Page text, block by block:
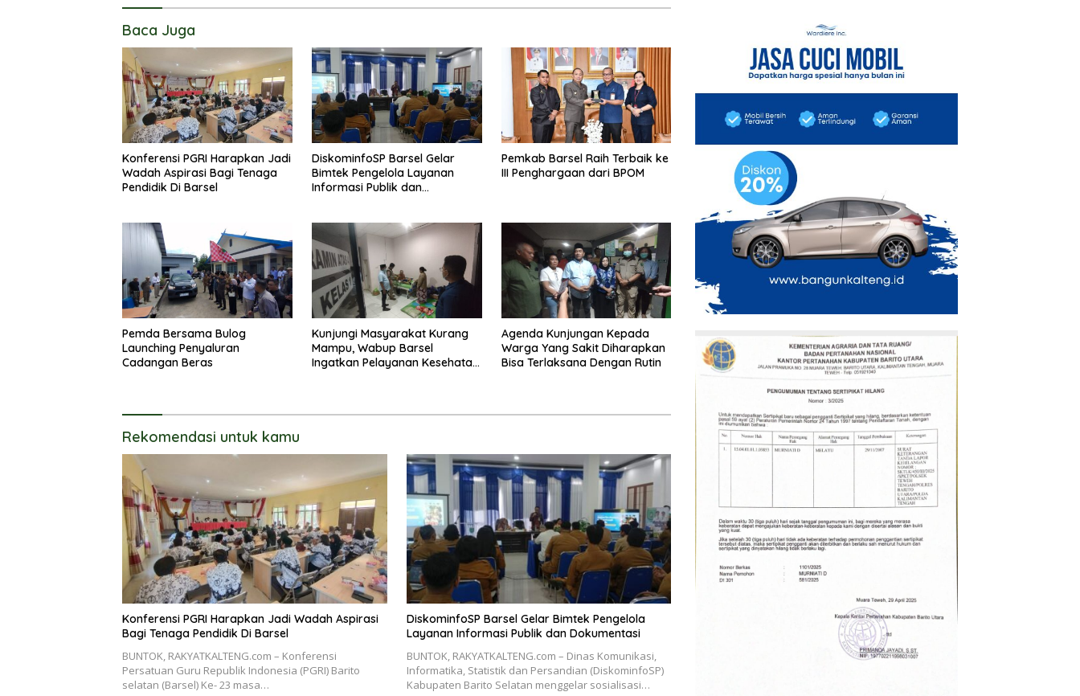
Baca Juga
Konferensi PGRI Harapkan Jadi
Wadah Aspirasi Bagi Tenaga
Pendidik Di Barsel
DiskominfoSP Barsel Gelar
Bimtek Pengelola Layanan
Informasi Publik dan
Pemkab Barsel Raih Terbaik ke
III Penghargaan dari BPOM
Pemda Bersama Bulog
Launching Penyaluran
Cadangan Beras
Kunjungi Masyarakat Kurang
Mampu, Wabup Barsel
Ingatkan Pelayanan Kesehatan
Agenda Kunjungan Kepada
Warga Yang Sakit Diharapkan
Bisa Terlaksana Dengan Rutin
Rekomendasi untuk kamu
Konferensi PGRI Harapkan Jadi Wadah Aspirasi
Bagi Tenaga Pendidik Di Barsel
BUNTOK, RAKYATKALTENG.com – Konferensi
Persatuan Guru Republik Indonesia (PGRI) Barito
selatan (Barsel) Ke- 23 masa…
DiskominfoSP Barsel Gelar Bimtek Pengelola
Layanan Informasi Publik dan Dokumentasi
BUNTOK, RAKYATKALTENG.com – Dinas Komunikasi,
Informatika, Statistik dan Persandian (DiskominfoSP)
Kabupaten Barito Selatan menggelar sosialisasi…